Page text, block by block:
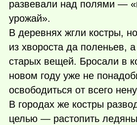
развевали над полями —
урожай».
В деревнях жгли костры,
из хвороста да поленьев,
старых вещей. Бросали в
новом году уже не
освободиться от всего
В городах же костры
целью — растопить